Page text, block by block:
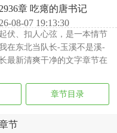
章 吃瘪的唐书记
08-07 19:13:30
伏、扣人心弦，是一本情节
在东北当队长-玉溪不是溪-
最新清爽干净的文字章节在
章节目录
节